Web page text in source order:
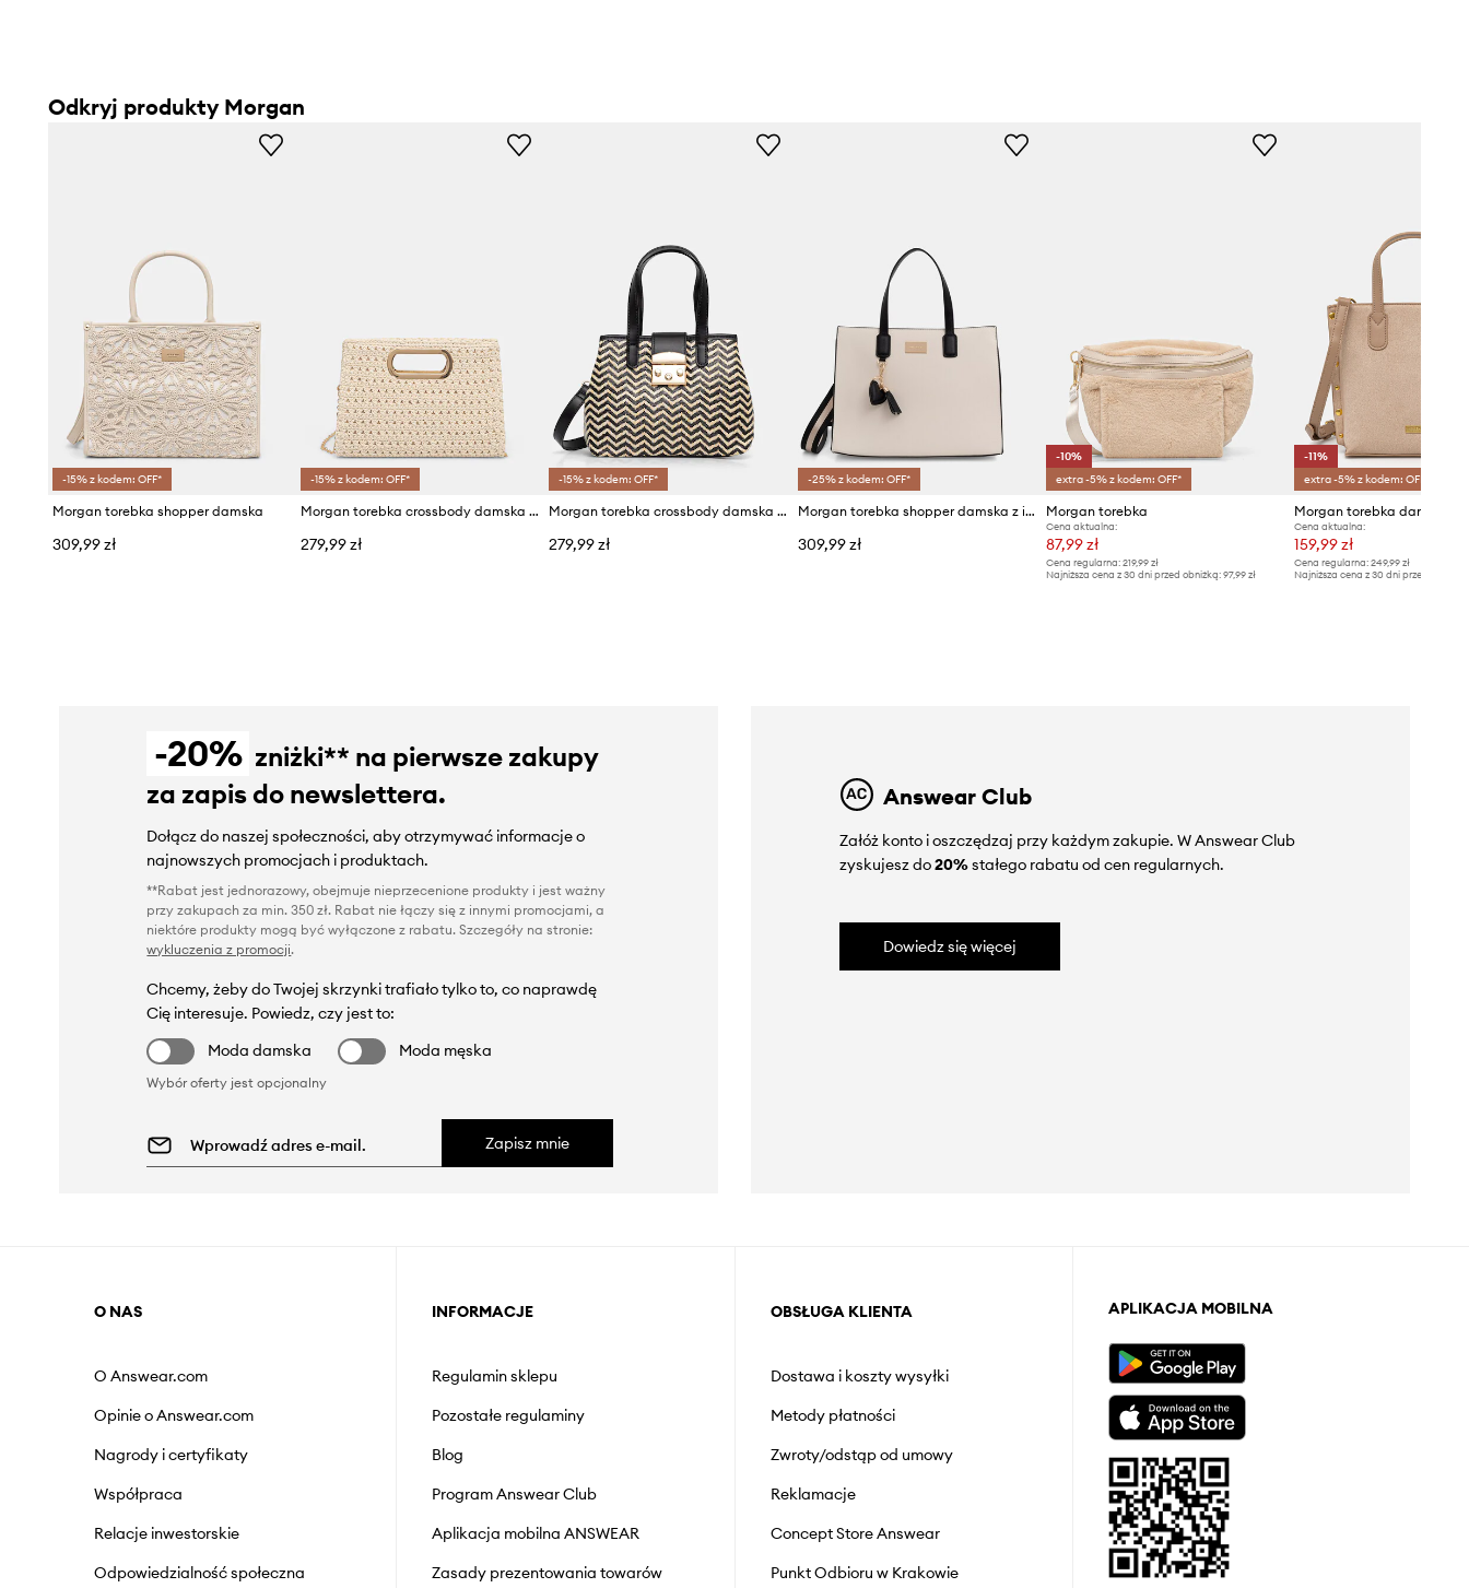
Odkryj produkty Morgan
-15% z kodem: OFF*
Morgan torebka shopper damska
309,99 zł
-15% z kodem: OFF*
Morgan torebka crossbody damska pleciona
279,99 zł
-15% z kodem: OFF*
Morgan torebka crossbody damska pleciona 2ALIZEE
279,99 zł
-25% z kodem: OFF*
Morgan torebka shopper damska z imitacji skóry
309,99 zł
-10%
extra -5% z kodem: OFF*
Morgan torebka
Cena aktualna:
87,99 zł
Cena regularna:219,99 zł
Najniższa cena z 30 dni przed obniżką:97,99 zł
-11%
extra -5% z kodem: OFF*
Cena aktualna:
159,99 zł
Cena regularna: 249,99 zł
Najniższa cena z 30 dni przed obniżką:
-20% zniżki** na pierwsze zakupy
za zapis do newslettera.
Dołącz do naszej społeczności, aby otrzymywać informacje o
najnowszych promocjach i produktach.
**Rabat jest jednorazowy, obejmuje nieprzecenione produkty i jest ważny
przy zakupach za min. 350 zł. Rabat nie łączy się z innymi promocjami, a
niektóre produkty mogą być wyłączone z rabatu. Szczegóły na stronie:
wykluczenia z promocji.
Chcemy, żeby do Twojej skrzynki trafiało tylko to, co naprawdę
Cię interesuje. Powiedz, czy jest to:
Moda damska
Moda męska
Wybór oferty jest opcjonalny
Zapisz mnie
Answear Club
Załóż konto i oszczędzaj przy każdym zakupie. W Answear Club
zyskujesz do20%stałego rabatu od cen regularnych.
Dowiedz się więcej
O NAS
O Answear.com
Opinie o Answear.com
Nagrody i certyfikaty
Współpraca
Relacje inwestorskie
Odpowiedzialność społeczna
INFORMACJE
Regulamin sklepu
Pozostałe regulaminy
Blog
Program Answear Club
Aplikacja mobilna ANSWEAR
Zasady prezentowania towarów
OBSŁUGA KLIENTA
Dostawa i koszty wysyłki
Metody płatności
Zwroty/odstąp od umowy
Reklamacje
Concept Store Answear
Punkt Odbioru w Krakowie
APLIKACJA MOBILNA